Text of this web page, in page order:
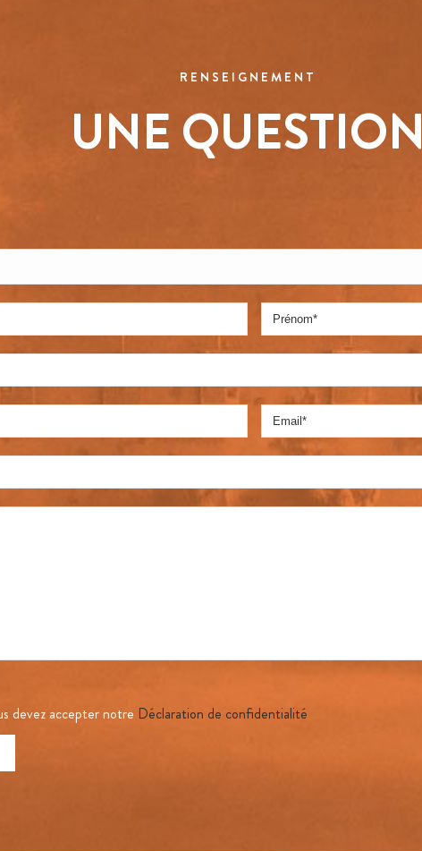
RENSEIGNEMENT
UNE QUESTION
devez accepter notre Déclaration de confidentialité